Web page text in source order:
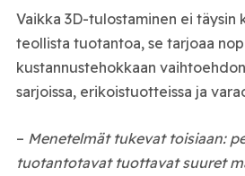
Vaikka 3D-tulostaminen ei täysin
teollista tuotantoa, se tarjoaa
kustannustehokkaan
sarjoissa, erikoistuotteissa ja
– Menetelmät tukevat toisiaan:
tuotantotavat tuottavat suuret